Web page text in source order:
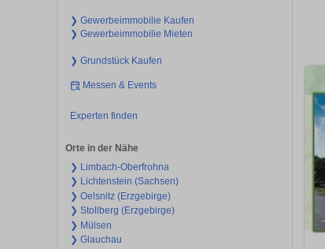
❯ Gewerbeimmobilie Kaufen
❯ Gewerbeimmobilie Mieten
❯ Grundstück Kaufen
Messen & Events
Experten finden
Orte in der Nähe
❯ Limbach-Oberfrohna
❯ Lichtenstein (Sachsen)
❯ Oelsnitz (Erzgebirge)
❯ Stollberg (Erzgebirge)
❯ Mülsen
❯ Glauchau